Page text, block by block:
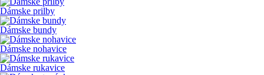
Dámske prilby
Dámske bundy
Dámske nohavice
Dámske rukavice